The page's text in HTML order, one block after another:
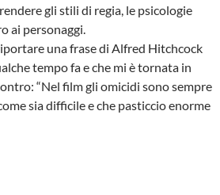
gli stili di regia, le psicologie
ai personaggi.
una frase di Alfred Hitchcock
tempo fa e che mi è tornata in
“Nel film gli omicidi sono sempre
sia difficile e che pasticcio enorme